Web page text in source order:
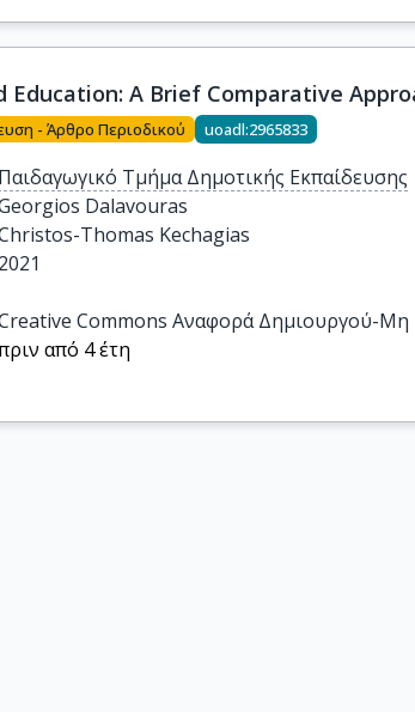
Education: A Brief Comparative
- Άρθρο Περιοδικού uoadl:2965833
Παιδαγωγικό Τμήμα Δημοτικής Εκπαίδευσης
Dalavouras
Thomas Kechagias
2021
Commons Αναφορά Δημιουργού-Μη
από 4 έτη